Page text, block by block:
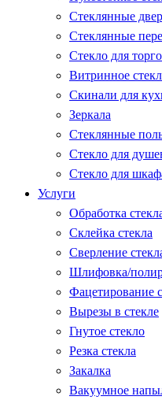
Стеклянные
Стеклянные
Стекло для
Витринное
Скинали для
Зеркала
Стеклянные
Стекло для
Стекло для
Услуги
Обработка
Склейка стекла
Сверление
Шлифовка/
Фацетирование
Вырезы в стекле
Гнутое стекло
Резка стекла
Закалка
Вакуумное